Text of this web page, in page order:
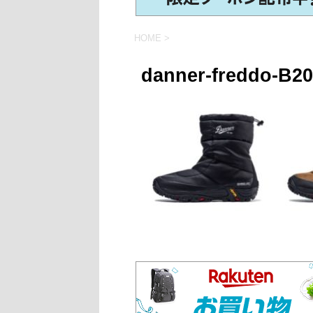
HOME >
danner-freddo-